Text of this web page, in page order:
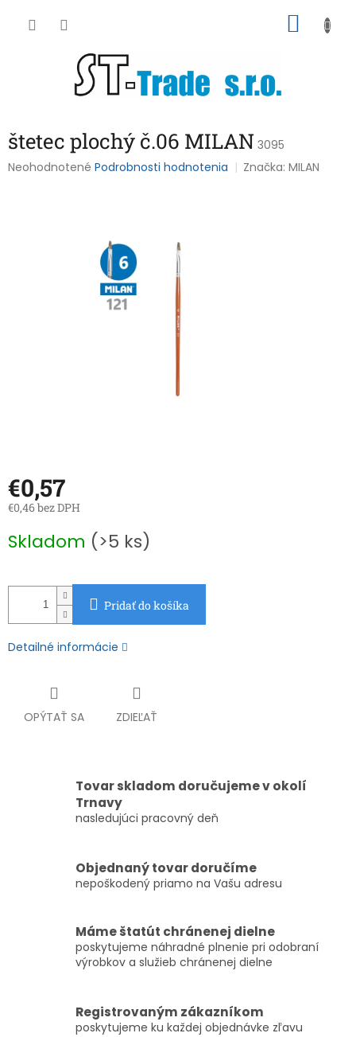
štetec plochý č.06 MILAN 3095
Priemerné
Neohodnotené Podrobnosti hodnotenia Značka:MILAN
€0,57
€0,46 bez DPH
cena:
Skladom (>5 ks)
Pridať do košíka
Detailné informácie
OPÝTAŤ SA ZDIEĽAŤ
Tovar skladom doručujeme v okolí
Trnavy
nasledujúci pracovný deň
Objednaný tovar doručíme
nepoškodený priamo na Vašu adresu
Máme štatút chránenej dielne
poskytujeme náhradné plnenie pri odobraní
výrobkov a služieb chránenej dielne
Registrovaným zákazníkom
poskytujeme ku každej objednávke zľavu